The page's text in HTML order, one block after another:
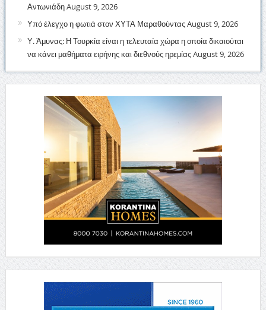
ΑντωνιάδηAugust 9, 2026
Υπό έλεγχο η φωτιά στον ΧΥΤΑ ΜαραθούνταςAugust 9, 2026
Υ. Άμυνας: Η Τουρκία είναι η τελευταία χώρα η οποία δικαιούται
να κάνει μαθήματα ειρήνης και διεθνούς ηρεμίαςAugust 9, 2026